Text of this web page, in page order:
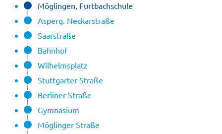
Möglingen, Furtbachschule
Asperg. Neckarstraße
Saarstraße
Bahnhof
Wilhelmsplatz
Stuttgarter Straße
Berliner Straße
Gymnasium
Möglinger Straße